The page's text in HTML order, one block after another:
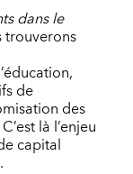
dans le
trouverons
de
des
là l’enjeu
capital